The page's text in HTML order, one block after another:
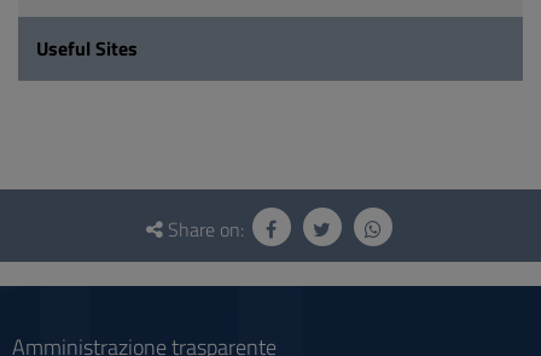
Useful Sites
Questionnaire
social
Share on:
Amministrazione trasparente